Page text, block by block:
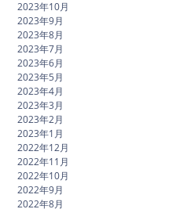
2023年10月
2023年9月
2023年8月
2023年7月
2023年6月
2023年5月
2023年4月
2023年3月
2023年2月
2023年1月
2022年12月
2022年11月
2022年10月
2022年9月
2022年8月